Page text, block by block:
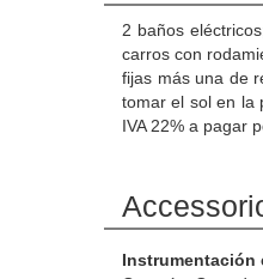
2 baños
carros con
fijas más una de
tomar el sol en la
IVA 22% a pagar
Instrumentación